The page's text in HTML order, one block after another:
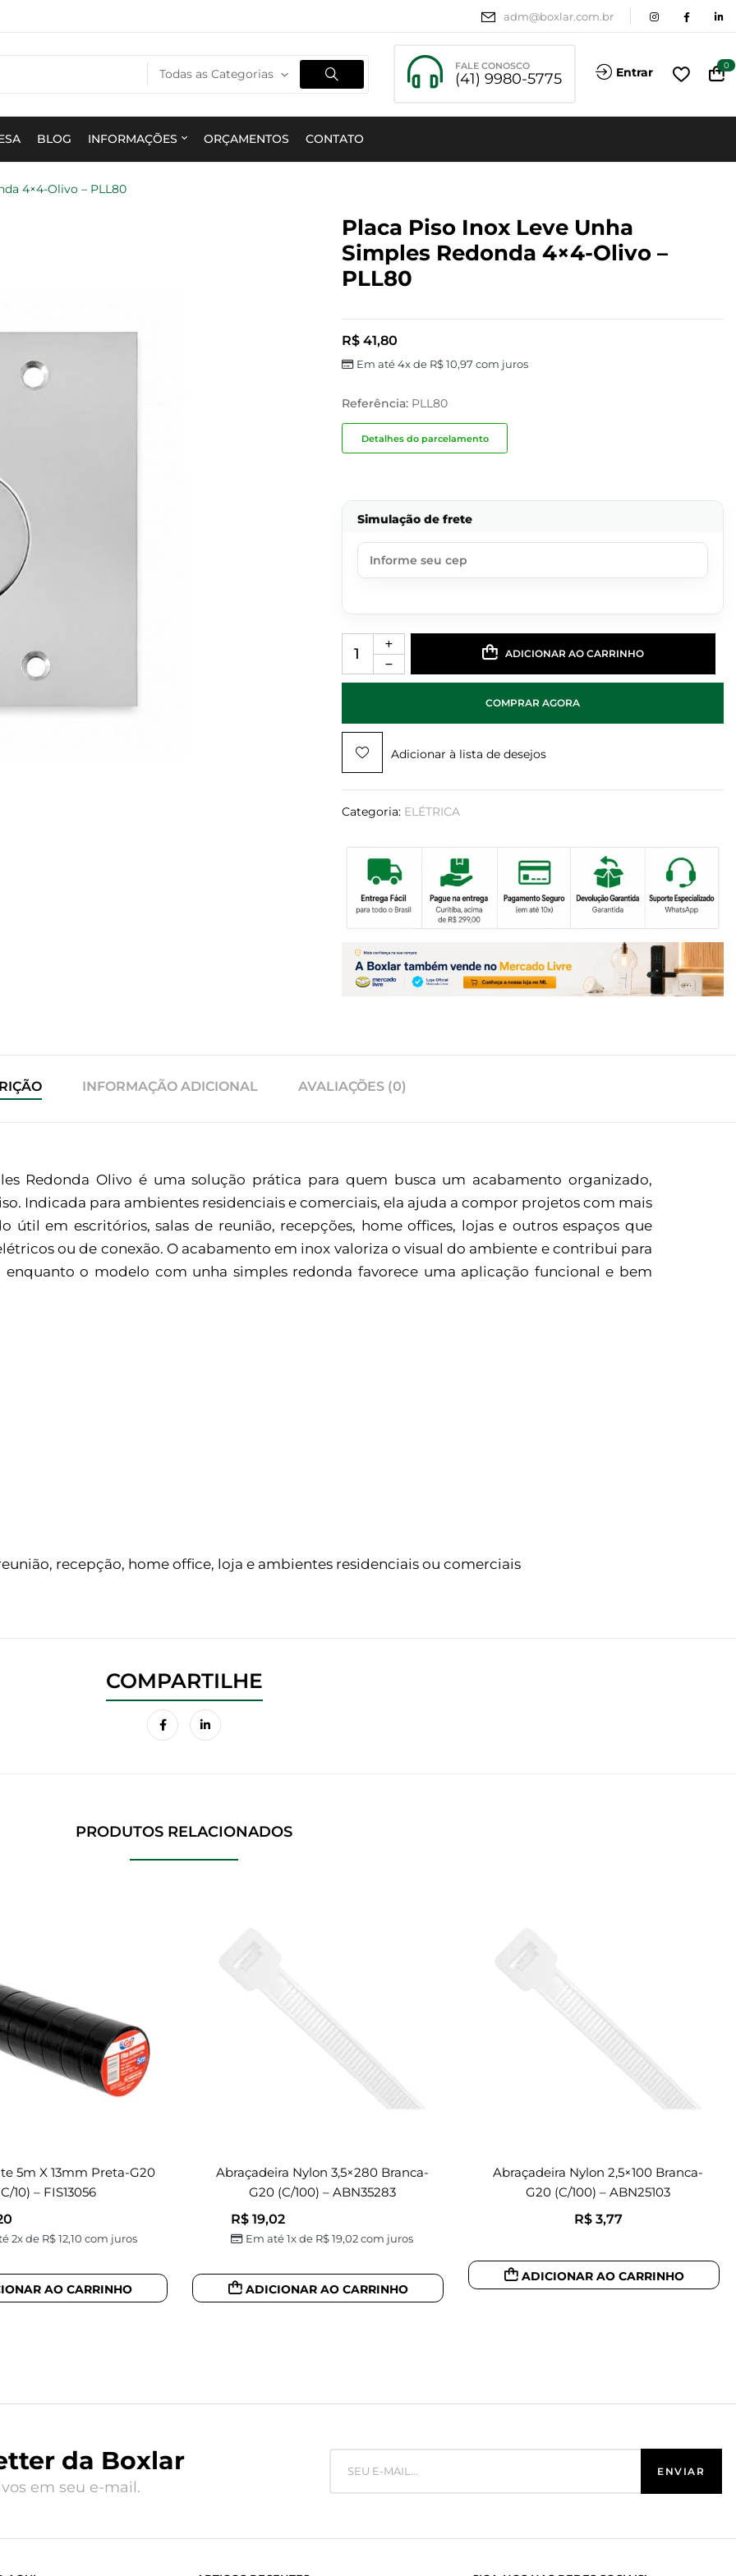
adm@boxlar.com.br
Todas as Categorias
FALE CONOSCO
(41) 9980-5775 Entrar 0
BLOG INFORMAÇÕES ORÇAMENTOS CONTATO
4×4-Olivo – PLL80
Placa Piso Inox Leve Unha
Simples Redonda 4×4-Olivo –
PLL80
R$41,80
Em até 4x de R$10,97 com juros
Referência:PLL80
Detalhes do parcelamento
Simulação de frete
ADICIONAR AO CARRINHO
COMPRAR AGORA
Adicionar à lista de desejos
Categoria: ELÉTRICA
INFORMAÇÃO ADICIONAL AVALIAÇÕES (0)
Redonda Olivo é uma solução prática para quem busca um acabamento organizado,
Indicada para ambientes residenciais e comerciais, ela ajuda a compor projetos com mais
útil em escritórios, salas de reunião, recepções, home offices, lojas e outros espaços que
ou de conexão. O acabamento em inox valoriza o visual do ambiente e contribui para
o modelo com unha simples redonda favorece uma aplicação funcional e bem
recepção, home office, loja e ambientes residenciais ou comerciais
PRODUTOS RELACIONADOS
5m X 13mm Preta-G20
10) – FIS13056
2x de R$12,10 com juros
AO CARRINHO
Abraçadeira Nylon 3,5×280 Branca-
G20 (c/100) – ABN35283
R$19,02
Em até 1x de R$19,02com juros
ADICIONAR AO CARRINHO
Abraçadeira Nylon 2,5×100 Branca-
G20 (c/100) – ABN25103
R$3,77
ADICIONAR AO CARRINHO
da Boxlar
em seu e-mail.